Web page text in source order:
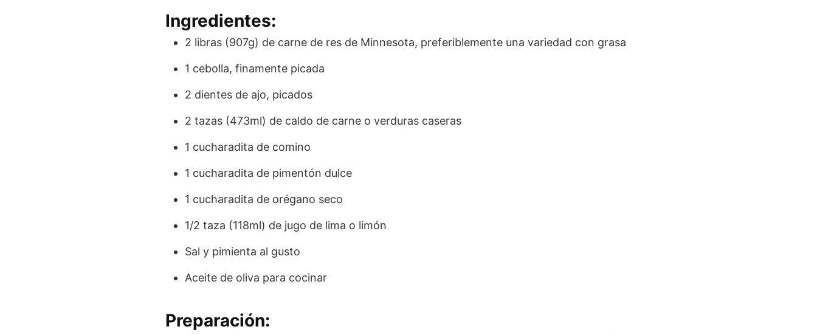
Ingredientes:
2 libras (907g) de carne de res de Minnesota, preferiblemente una variedad con grasa
1 cebolla, finamente picada
2 dientes de ajo, picados
2 tazas (473ml) de caldo de carne o verduras caseras
1 cucharadita de comino
1 cucharadita de pimentón dulce
1 cucharadita de orégano seco
1/2 taza (118ml) de jugo de lima o limón
Sal y pimienta al gusto
Aceite de oliva para cocinar
Preparación: